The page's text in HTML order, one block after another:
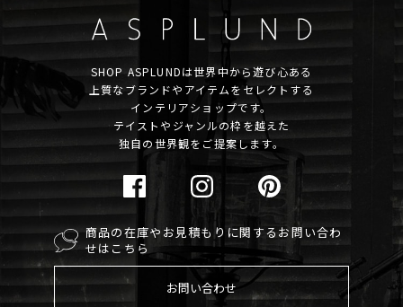
SHOP ASPLUNDは世界中から遊び心ある
上質なブランドやアイテムをセレクトする
インテリアショップです。
テイストやジャンルの枠を越えた
独自の世界観をご提案します。
商品の在庫やお見積もりに関するお問い合わ
せはこちら
お問い合わせ